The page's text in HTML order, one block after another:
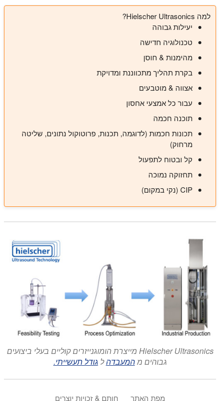
למה Hielscher Ultrasonics?
יעילות גבוהה
טכנולוגיה חדישה
מהימנות & חוסן
בקרת תהליך מתכווננת ומדויקת
אצווה & מוטבעים
עבור כל אמצעי אחסון
תוכנה חכמה
תכונות חכמות (לדוגמה, תכנות, פרוטוקול נתונים, שליטה
מרחוק)
קל ובטוח לתפעול
תחזוקה נמוכה
CIP (נקי במקום)
Hielscher Ultrasonics מייצרת הומוגנייזרים קוליים בעלי ביצועים
גבוהים מהמעבדהל גודל תעשייתי.
מפת האתר חותם & זכויות יוצרים